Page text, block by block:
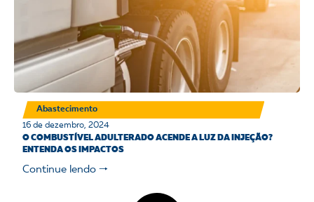
Abastecimento
16 de dezembro, 2024
O COMBUSTÍVEL ADULTERADO ACENDE A LUZ DA INJEÇÃO?
ENTENDA OS IMPACTOS
Continue lendo 🠒